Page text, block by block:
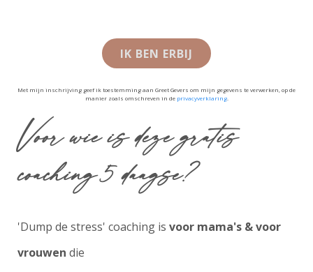
IK BEN ERBIJ
Met mijn inschrijving geef ik toestemming aan Greet Gevers om mijn gegevens te verwerken, op de
manier zoals omschreven in de privacyverklaring.
Voor wie is deze gratis
coaching 5 daagse?
'Dump de stress' coaching is voor mama's & voor
vrouwen die